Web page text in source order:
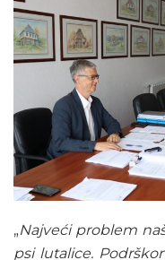
„Najveći problem
psi lutalice.